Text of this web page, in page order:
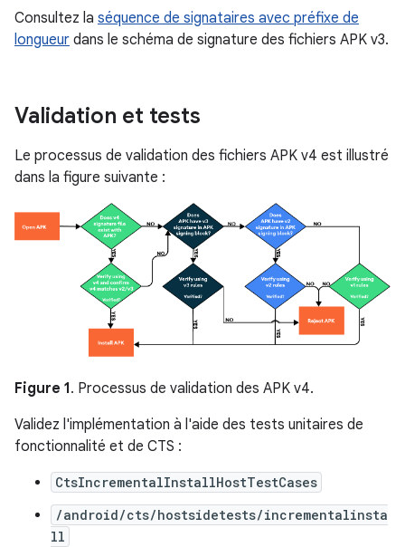
Consultez la séquence de signataires avec préfixe de
longueur dans le schéma de signature des fichiers APK v3.
Validation et tests
Le processus de validation des fichiers APK v4 est illustré
dans la figure suivante :
Figure 1. Processus de validation des APK v4.
Validez l'implémentation à l'aide des tests unitaires de
fonctionnalité et de CTS :
CtsIncrementalInstallHostTestCases
/android/cts/hostsidetests/incrementalinsta
ll